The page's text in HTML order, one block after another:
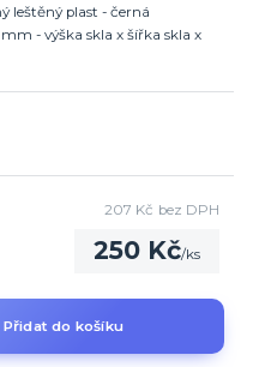
leštěný plast - černá
- výška skla x šířka skla x
250 Kč/ks
207 Kč bez DPH
Přidat do košíku